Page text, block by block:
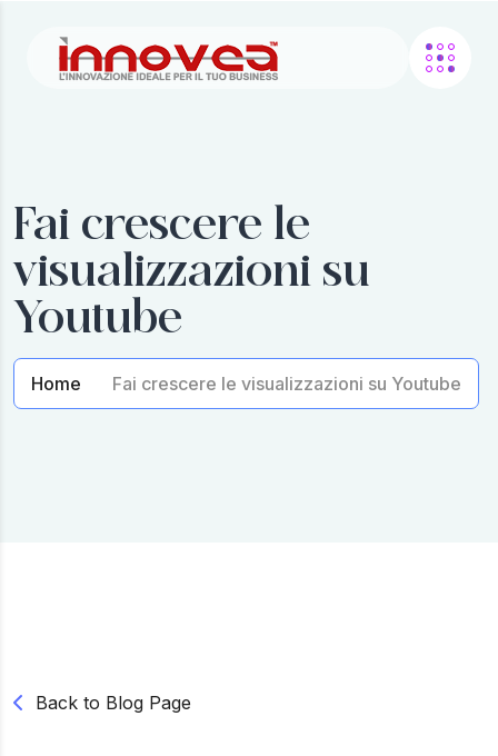
Fai crescere le
visualizzazioni su
Youtube
Home Fai crescere le visualizzazioni su Youtube
Back to Blog Page